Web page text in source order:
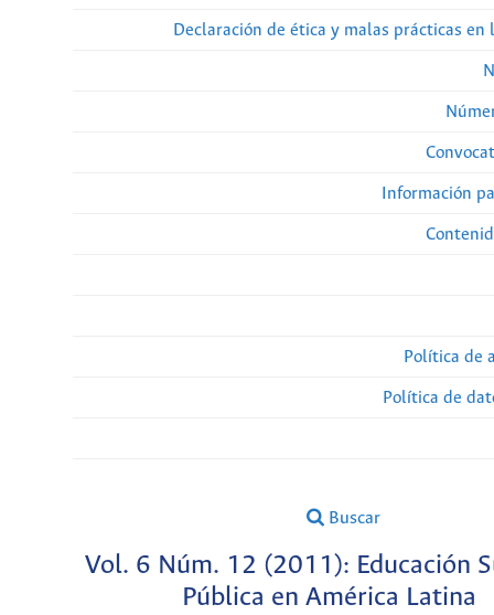
Declaración de ética y malas prácticas en
Información
Política de
Política de
Buscar
Vol. 6 Núm. 12 (2011): Educación
Pública en América Latina